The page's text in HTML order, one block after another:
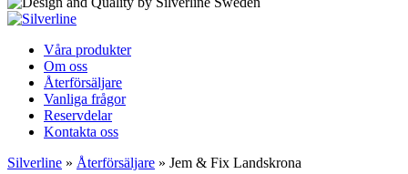
Våra produkter
Om oss
Återförsäljare
Vanliga frågor
Reservdelar
Kontakta oss
Silverline » Återförsäljare » Jem & Fix Landskrona